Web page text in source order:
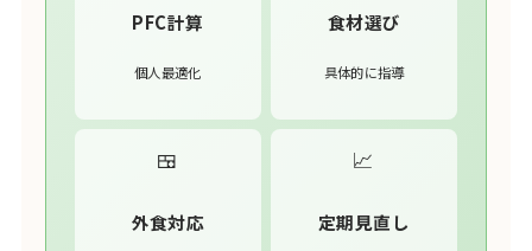
PFC計算
個人最適化
食材選び
具体的に指導
🍱
外食対応
📈
定期見直し